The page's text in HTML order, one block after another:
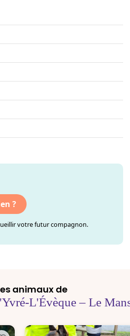
?
votre futur compagnon.
animaux de
L'Évèque – Le